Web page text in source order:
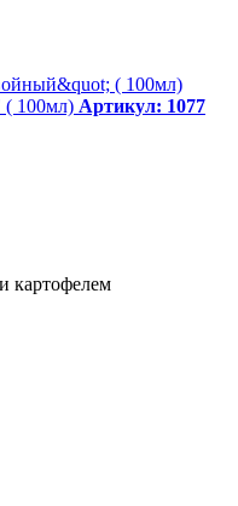
100мл) Артикул: 1077